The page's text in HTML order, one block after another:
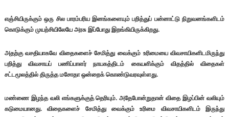
எஞ்சியிருக்கும் ஒரு சில பாரம்பரிய இனங்களையும் பறித்துப் பன்னாட்டு நிறுவனங்களிடம்
கொடுக்கும் முயற்சியிலேயே அரசு இப்போது இறங்கியிருக்கிறது.
அதற்கு வசதியாகவே விதைகளைச் சேமித்து வைக்கும் உரிமையை விவசாயிகளிடமிருந்து
பறித்து விவசாயப் பணிப்பாளர் நாயகத்திடம் கையளிக்கும் விதத்தில் விதைகள்
சட்டமூலத்தில் திருத்த மசோதா ஒன்றைக் கொண்டுவரவுள்ளது.
மண்ணை இழந்த வலி எங்களுக்குத் தெரியும். அதேபோன்றுதான் விதை இழப்பின் வலியும்
கடுமையானது. விதைகளைச் சேமித்து வைக்கும் உரிமை விவசாயிகளிடம் இருந்து